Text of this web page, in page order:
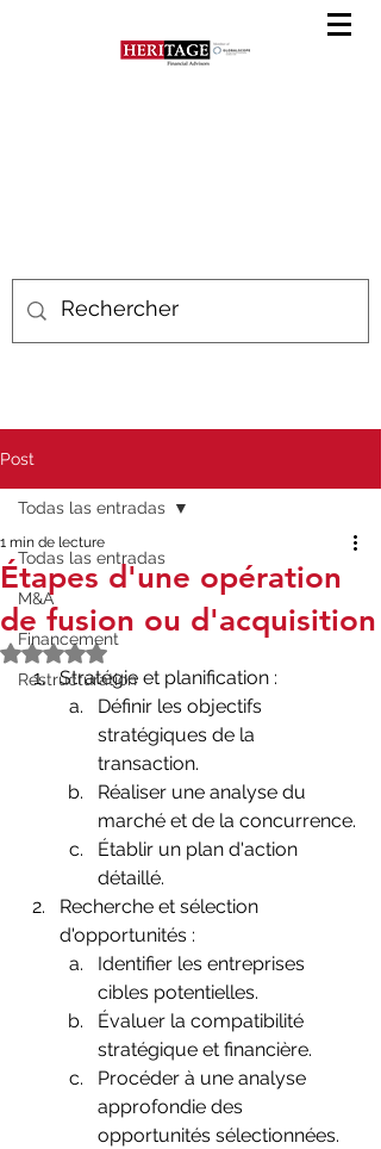
Post
Todas las entradas
M&A
Financement
Restructuration
Todas las entradas
Étapes d'une opération
de fusion ou d'acquisition
1 min de lecture
Noté NaN étoiles sur 5.
Stratégie et planification :
Définir les objectifs
stratégiques de la
transaction.
Réaliser une analyse du
marché et de la concurrence.
Établir un plan d'action
détaillé.
Recherche et sélection
d'opportunités :
Identifier les entreprises
cibles potentielles.
Évaluer la compatibilité
stratégique et financière.
Procéder à une analyse
approfondie des
opportunités sélectionnées.